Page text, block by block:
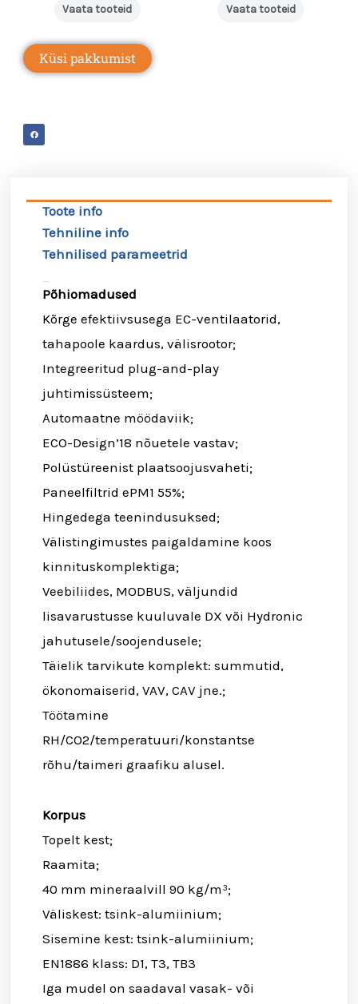
Vaata tooteid Vaata tooteid
Küsi pakkumist
Toote info
Tehniline info
Tehnilised parameetrid
Põhiomadused
Kõrge efektiivsusega EC-ventilaatorid,
tahapoole kaardus, välisrootor;
Integreeritud plug-and-play
juhtimissüsteem;
Automaatne möödaviik;
ECO-Design’18 nõuetele vastav;
Polüstüreenist plaatsoojusvaheti;
Paneelfiltrid ePM1 55%;
Hingedega teenindusuksed;
Välistingimustes paigaldamine koos
kinnituskomplektiga;
Veebiliides, MODBUS, väljundid
lisavarustusse kuuluvale DX või Hydronic
jahutusele/soojendusele;
Täielik tarvikute komplekt: summutid,
ökonomaiserid, VAV, CAV jne.;
Töötamine
RH/CO2/temperatuuri/konstantse
rõhu/taimeri graafiku alusel.
Korpus
Topelt kest;
Raamita;
40 mm mineraalvill 90 kg/m³;
Väliskest: tsink-alumiinium;
Sisemine kest: tsink-alumiinium;
EN1886 klass: D1, T3, TB3
Iga mudel on saadaval vasak- või